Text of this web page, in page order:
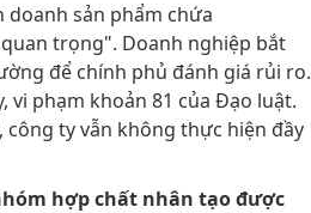
doanh sản phẩm chứa
trọng". Doanh nghiệp bắt
để chính phủ đánh giá rủi ro.
vi phạm khoản 81 của Đạo luật.
ty vẫn không thực hiện đầy
hợp chất nhân tạo được